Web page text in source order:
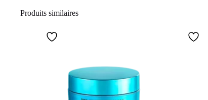
Produits similaires